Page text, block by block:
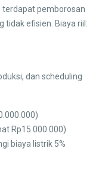
terdapat pemborosan
tidak efisien. Biaya riil:
dan scheduling
Rp15.000.000)
biaya listrik 5%